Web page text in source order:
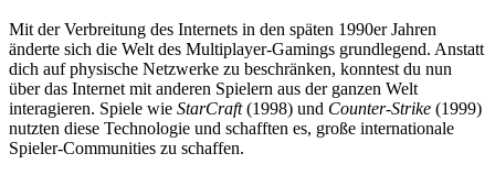
Mit der Verbreitung des Internets in den späten 1990er Jahren
änderte sich die Welt des Multiplayer-Gamings grundlegend. Anstatt
dich auf physische Netzwerke zu beschränken, konntest du nun
über das Internet mit anderen Spielern aus der ganzen Welt
interagieren. Spiele wie StarCraft(1998) und Counter-Strike (1999)
nutzten diese Technologie und schafften es, große internationale
Spieler-Communities zu schaffen.